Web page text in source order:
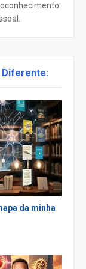
Diferente:
da minha